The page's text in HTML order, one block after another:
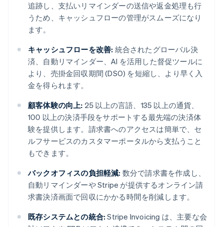
追跡し、支払いリマインダーの送信や返金処理も行
うため、キャッシュフローの管理がスムーズになり
ます。
キャッシュフローを改善: 統合されたグローバル決
済、自動リマインダー、AI を活用した督促ツールに
より、売掛金回収期間 (DSO) を短縮し、より早く入
金を得られます。
顧客体験の向上: 25 以上の言語、135 以上の通貨、
100 以上の決済手段をサポートする最先端の決済体
験を提供します。請求書へのアクセスは簡単で、セ
ルフサービスのカスタマーポータルから支払うこと
もできます。
バックオフィスの負担軽減: 数分で請求書を作成し、
自動リマインダーや Stripe が提供するオンライン請
求書決済画面で回収にかかる時間を削減します。
既存システムとの統合: Stripe Invoicing は、主要な会